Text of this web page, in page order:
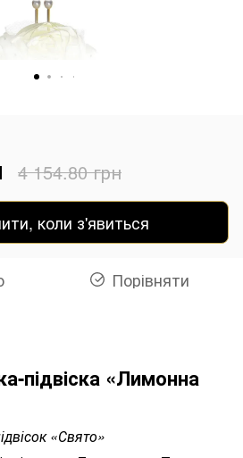
4 154.80 грн
коли з'явиться
Порівняти
підвіска «Лимонна
«Свято»